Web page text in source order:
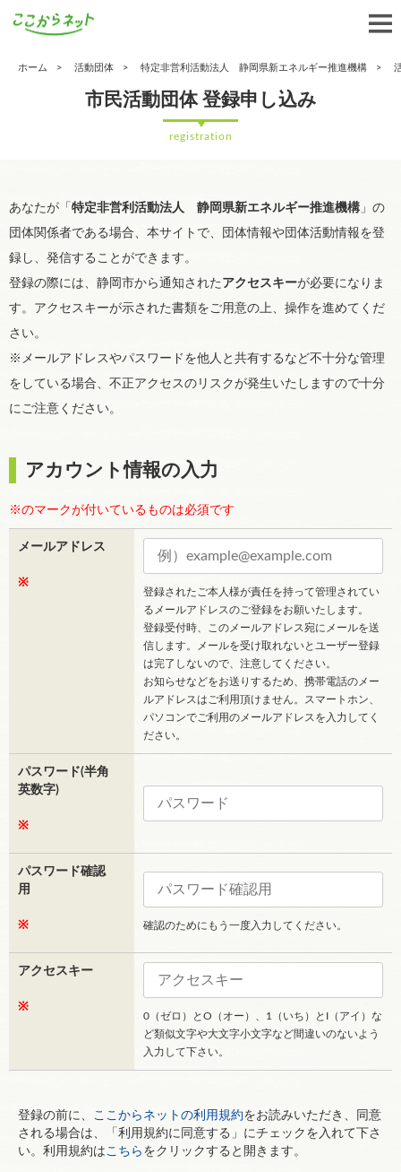
ホーム 活動団体 特定非営利活動法人 静岡県新エネルギー推進機構
市民活動団体 登録申し込み
registration
あなたが「 特定非営利活動法人 静岡県新エネルギー推進機構 」の
団体関係者である場合、本サイトで、団体情報や団体活動情報を登
録し、発信することができます。
登録の際には、静岡市から通知されたアクセスキーが必要になりま
す。アクセスキーが示された書類をご用意の上、操作を進めてくだ
さい。
※メールアドレスやパスワードを他人と共有するなど不十分な管理
をしている場合、不正アクセスのリスクが発生いたしますので十分
にご注意ください。
アカウント情報の入力
※のマークが付いているものは必須です
メールアドレス
※
登録されたご本人様が責任を持って管理されてい
るメールアドレスのご登録をお願いたします。
登録受付時、このメールアドレス宛にメールを送
信します。メールを受け取れないとユーザー登録
は完了しないので、注意してください。
お知らせなどをお送りするため、携帯電話のメー
ルアドレスはご利用頂けません。スマートホン、
パソコンでご利用のメールアドレスを入力してく
ださい。
パスワード(半角
英数字)
※
パスワード確認
用
※ 確認のためにもう一度入力してください。
アクセスキー
※
0（ゼロ）とO（オー）、1（いち）とI（アイ）な
ど類似文字や大文字小文字など間違いのないよう
入力して下さい。
登録の前に、 ここからネットの利用規約をお読みいただき、同意
される場合は、「利用規約に同意する」にチェックを入れて下さ
い。利用規約はこちら をクリックすると開きます。